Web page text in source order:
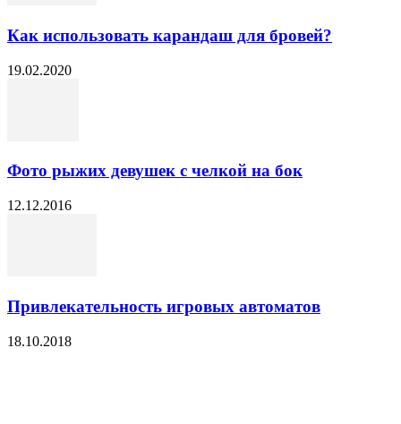
Как использовать карандаш для бровей?
19.02.2020
Фото рыжих девушек с челкой на бок
12.12.2016
Привлекательность игровых автоматов
18.10.2018